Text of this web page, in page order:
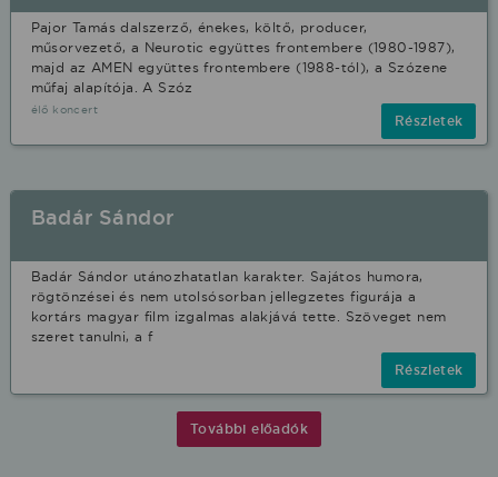
Pajor Tamás dalszerző, énekes, költő, producer,
műsorvezető, a Neurotic együttes frontembere (1980-1987),
majd az AMEN együttes frontembere (1988-tól), a Szózene
műfaj alapítója. A Szóz
élő koncert
Részletek
Badár Sándor
Badár Sándor utánozhatatlan karakter. Sajátos humora,
rögtönzései és nem utolsósorban jellegzetes figurája a
kortárs magyar film izgalmas alakjává tette. Szöveget nem
szeret tanulni, a f
Részletek
További előadók